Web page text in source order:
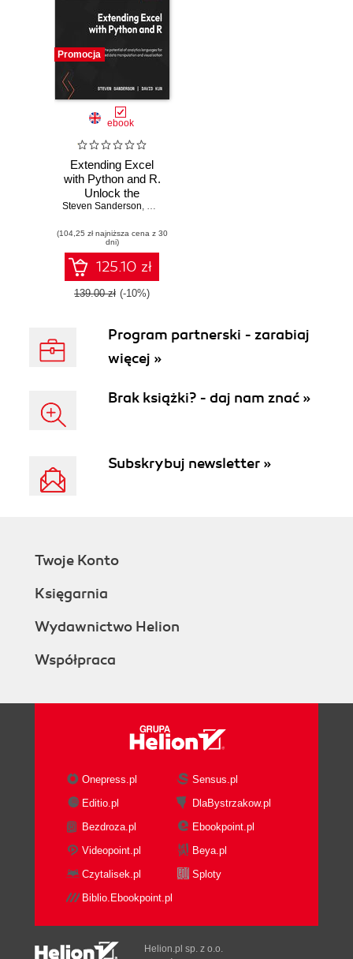
Promocja
ebook
Extending Excel
with Python and R.
Unlock the
potential of
languages for
advanced data
manipulation and
visualization
Steven Sanderson, David Kun
(104,25 zł najniższa cena z 30
dni)
125.10 zł
139.00 zł (-10%)
Program partnerski - zarabiaj
więcej »
Brak książki? - daj nam znać »
Subskrybuj newsletter »
Twoje Konto
Księgarnia
Wydawnictwo Helion
Współpraca
Onepress.pl
Sensus.pl
Editio.pl
DlaBystrzakow.pl
Bezdroza.pl
Ebookpoint.pl
Videopoint.pl
Beya.pl
Czytalisek.pl
Sploty
Biblio.Ebookpoint.pl
Helion.pl sp. z o.o.